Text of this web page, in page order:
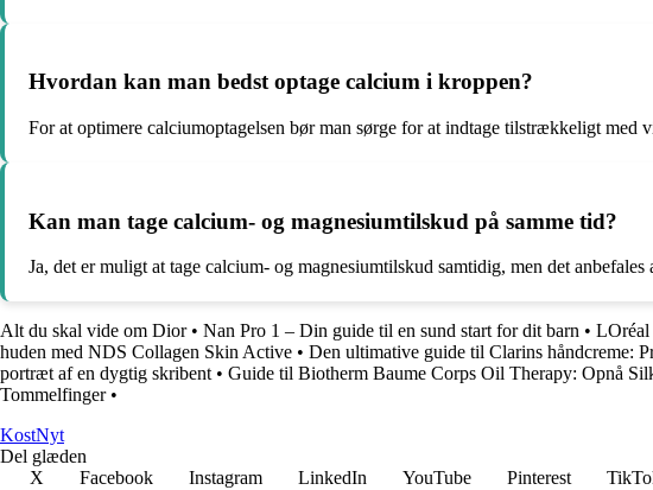
Hvordan kan man bedst optage calcium i kroppen?
For at optimere calciumoptagelsen bør man sørge for at indtage tilstrækkeligt
Kan man tage calcium- og magnesiumtilskud på samme tid?
Ja, det er muligt at tage calcium- og magnesiumtilskud samtidig, men det
Alt du skal vide om Dior• Nan Pro 1 – Din guide til en sund start for dit barn • LOréal
huden med NDS Collagen Skin Active • Den ultimative guide til Clarins håndcreme:
portræt af en dygtig skribent • Guide til Biotherm Baume Corps Oil Therapy: Opnå
Tommelfinger•
KostNyt
Del glæden
X
Facebook Instagram LinkedIn YouTube Pinterest